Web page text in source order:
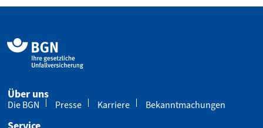
Über uns
Die BGN Presse Karriere Bekanntmachungen